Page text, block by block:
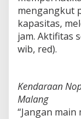
mengangkut
kapasitas,
jam. Aktifitas
wib, red).
Kendaraan
Malang
“Jangan